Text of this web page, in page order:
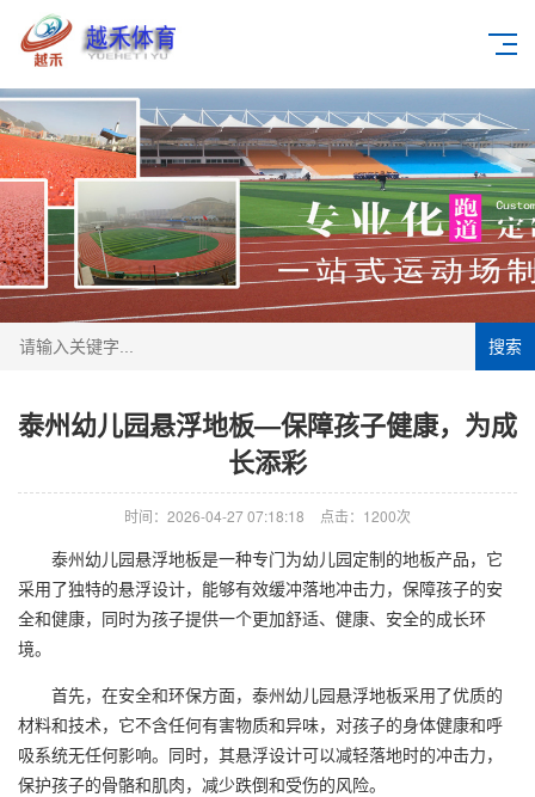
搜索
泰州幼儿园悬浮地板—保障孩子健康，为成
长添彩
时间：2026-04-27 07:18:18 点击：1200次
泰州幼儿园悬浮地板是一种专门为幼儿园定制的地板产品，它
采用了独特的悬浮设计，能够有效缓冲落地冲击力，保障孩子的安
全和健康，同时为孩子提供一个更加舒适、健康、安全的成长环
境。
首先，在安全和环保方面，泰州幼儿园悬浮地板采用了优质的
材料和技术，它不含任何有害物质和异味，对孩子的身体健康和呼
吸系统无任何影响。同时，其悬浮设计可以减轻落地时的冲击力，
保护孩子的骨骼和肌肉，减少跌倒和受伤的风险。